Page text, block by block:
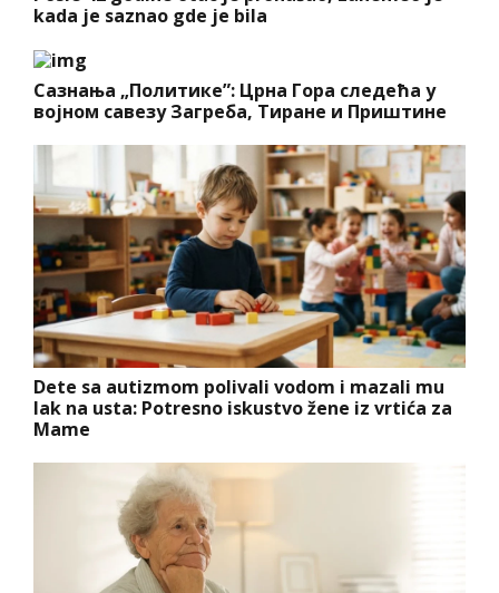
kada je saznao gde je bila
Сазнања „Политике”: Црна Гора следећа у
војном савезу Загреба, Тиране и Приштине
Dete sa autizmom polivali vodom i mazali mu
lak na usta: Potresno iskustvo žene iz vrtića za
Mame